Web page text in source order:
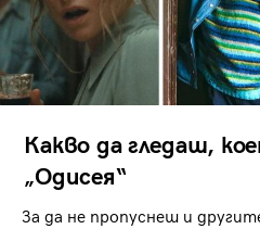
Какво да гледаш,
„Одисея“
За да не пропуснеш и